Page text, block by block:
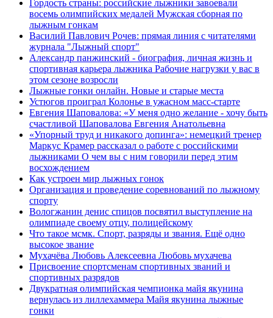
Гордость страны: российские лыжники завоевали
восемь олимпийских медалей Мужская сборная по
лыжным гонкам
Василий Павлович Рочев: прямая линия с читателями
журнала "Лыжный спорт"
Александр панжинский - биография, личная жизнь и
спортивная карьера лыжника Рабочие нагрузки у вас в
этом сезоне возросли
Лыжные гонки онлайн. Новые и старые места
Устюгов проиграл Колонье в ужасном масс-старте
Евгения Шаповалова: «У меня одно желание - хочу быть
счастливой Шаповалова Евгения Анатольевна
«Упорный труд и никакого допинга»: немецкий тренер
Маркус Крамер рассказал о работе с российскими
лыжниками О чем вы с ним говорили перед этим
восхождением
Как устроен мир лыжных гонок
Организация и проведение соревнований по лыжному
спорту
Вологжанин денис спицов посвятил выступление на
олимпиаде своему отцу, полицейскому
Что такое мсмк. Спорт, разряды и звания. Ещё одно
высокое звание
Мухачёва Любовь Алексеевна Любовь мухачева
Присвоение спортсменам спортивных званий и
спортивных разрядов
Двукратная олимпийская чемпионка майя якунина
вернулась из лиллехаммера Майя якунина лыжные
гонки